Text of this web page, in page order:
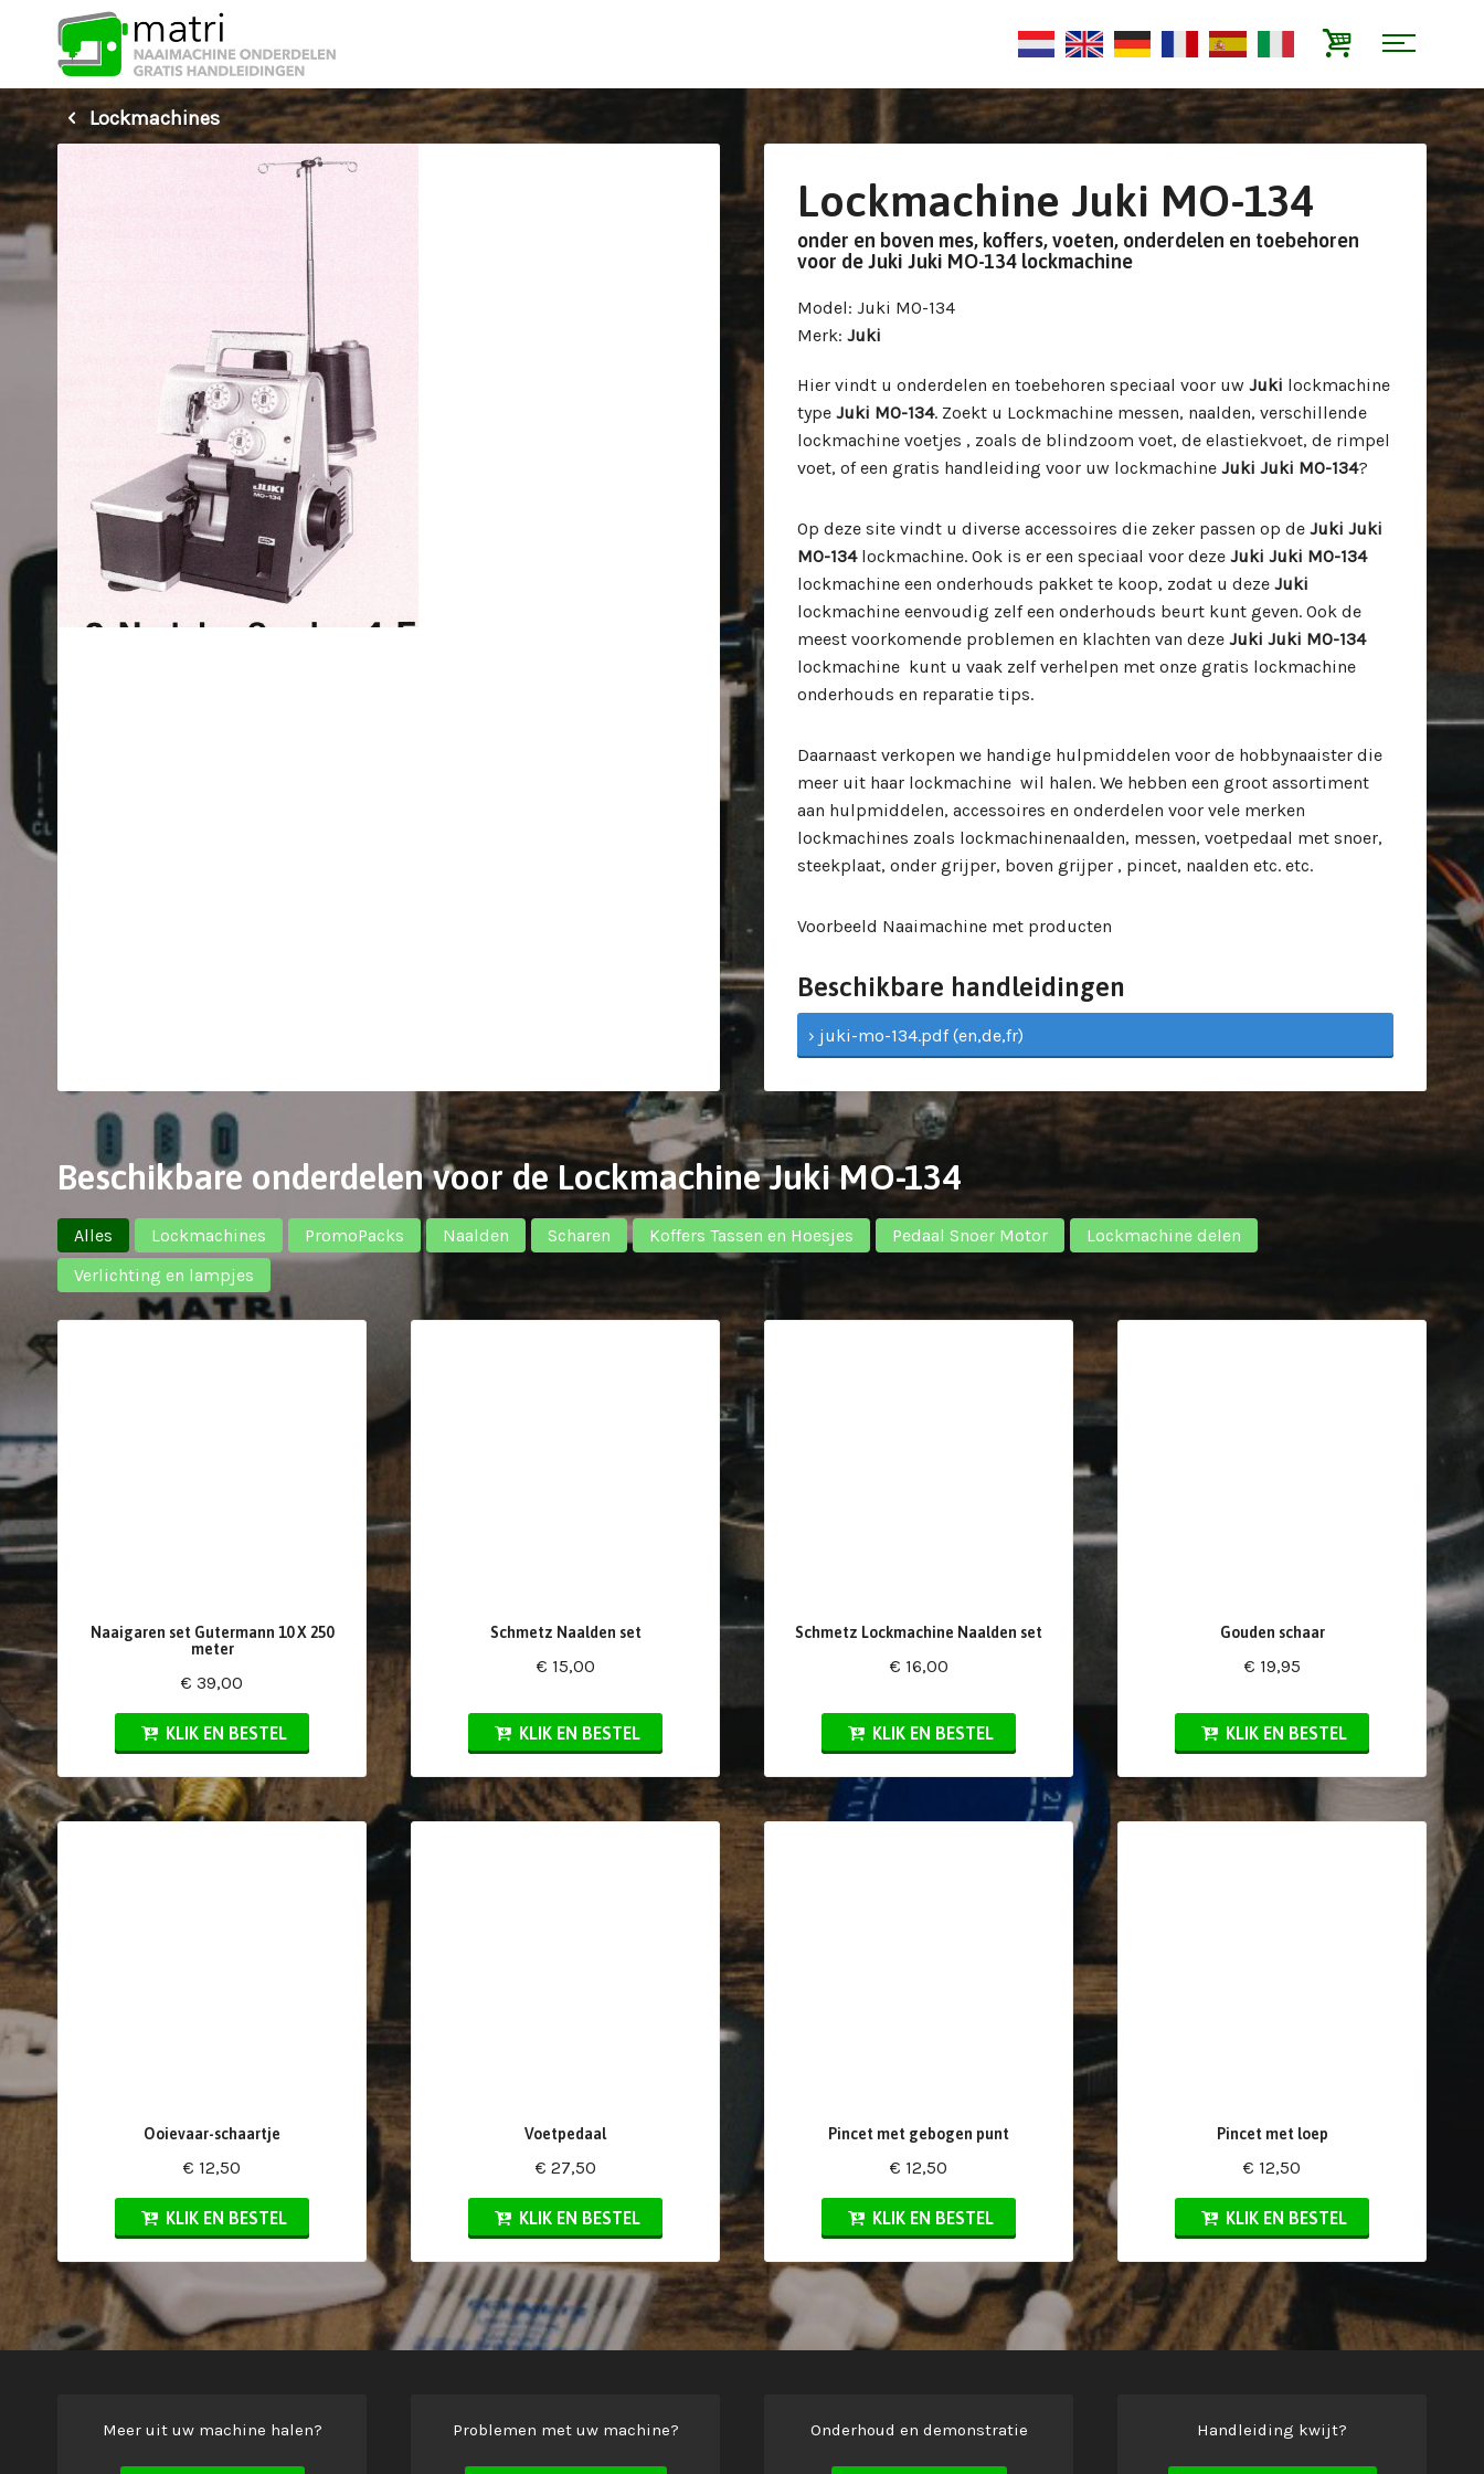
Lockmachines
Lockmachine Juki MO-134
onder en boven mes, koffers, voeten, onderdelen en toebehoren
voor de Juki Juki MO-134 lockmachine
Model: Juki MO-134
Merk: Juki
Hier vindt u onderdelen en toebehoren speciaal voor uw Juki lockmachine
type Juki MO-134. Zoekt u Lockmachine messen, naalden, verschillende
lockmachine voetjes , zoals de blindzoom voet, de elastiekvoet, de rimpel
voet, of een gratis handleiding voor uw lockmachine Juki Juki MO-134?
Op deze site vindt u diverse accessoires die zeker passen op de Juki Juki
MO-134lockmachine. Ook is er een speciaal voor deze Juki Juki MO-134
lockmachine een onderhouds pakket te koop, zodat u deze Juki
lockmachine eenvoudig zelf een onderhouds beurt kunt geven. Ook de
meest voorkomende problemen en klachten van deze Juki Juki MO-134
lockmachine kunt u vaak zelf verhelpen met onze gratis lockmachine
onderhouds en reparatie tips.
Daarnaast verkopen we handige hulpmiddelen voor de hobbynaaister die
meer uit haar lockmachine wil halen. We hebben een groot assortiment
aan hulpmiddelen, accessoires en onderdelen voor vele merken
lockmachines zoals lockmachinenaalden, messen, voetpedaal met snoer,
steekplaat, onder grijper, boven grijper , pincet, naalden etc. etc.
Voorbeeld Naaimachine met producten
Beschikbare handleidingen
› juki-mo-134.pdf (en,de,fr)
Beschikbare onderdelen voor de Lockmachine Juki MO-134
Alles Lockmachines PromoPacks Naalden Scharen Koffers Tassen en Hoesjes Pedaal Snoer Motor
Lockmachine delen
Verlichting en lampjes
Naaigaren set Gutermann 10 X 250
meter
€ 39,00
KLIK EN BESTEL
Schmetz Naalden set
€ 15,00
KLIK EN BESTEL
Schmetz Lockmachine Naalden set
€ 16,00
KLIK EN BESTEL
Gouden schaar
€ 19,95
KLIK EN BESTEL
Ooievaar-schaartje
€ 12,50
KLIK EN BESTEL
Voetpedaal
€ 27,50
KLIK EN BESTEL
Pincet met gebogen punt
€ 12,50
KLIK EN BESTEL
Pincet met loep
€ 12,50
KLIK EN BESTEL
Meer uit uw machine halen? Problemen met uw machine? Onderhoud en demonstratie Handleiding kwijt?